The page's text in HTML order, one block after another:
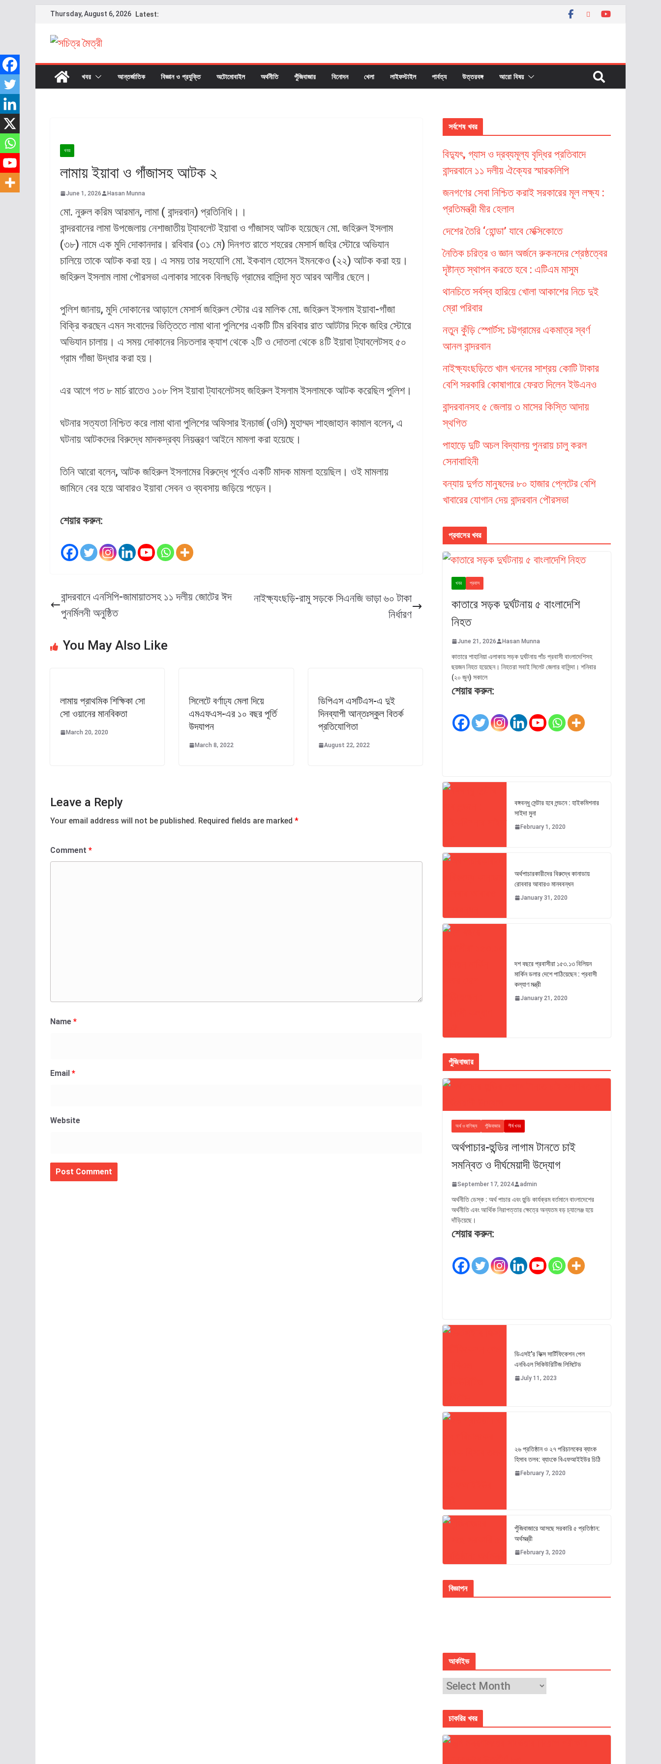
Thursday, August 6, 2026 Latest:
খবর আন্তর্জাতিক বিজ্ঞান ও প্রযুক্তি অটোমোবাইল অর্থনীতি পুঁজিবাজার বিনোদন খেলা লাইফস্টাইল পার্বত্য উত্তরবঙ্গ আরো বিষয়
খবর
লামায় ইয়াবা ও গাঁজাসহ আটক ২
June 1, 2026 Hasan Munna
মো. নুরুল করিম আরমান, লামা ( বান্দরবান) প্রতিনিধি।।
বান্দরবানের লামা উপজেলায় নেশাজাতীয় ট্যাবলেট ইয়াবা ও গাঁজাসহ আটক হয়েছেন মো. জহিরুল ইসলাম
(৩৮) নামে এক মুদি দোকানদার। রবিবার (৩১ মে) দিনগত রাতে শহরের মেসার্স জহির স্টোরে অভিযান
চালিয়ে তাকে আটক করা হয়। এ সময় তার সহযোগি মো. ইকবাল হোসেন ইমনকেও (২২) আটক করা হয়।
জহিরুল ইসলাম লামা পৌরসভা এলাকার সাবেক বিলছড়ি গ্রামের বাসিন্দা মৃত আরব আলীর ছেলে।
পুলিশ জানায়, মুদি দোকানের আড়ালে মেসার্স জহিরুল স্টোর এর মালিক মো. জহিরুল ইসলাম ইয়াবা-গাঁজা
বিক্রি করছেন এমন সংবাদের ভিত্তিতে লামা থানা পুলিশের একটি টিম রবিবার রাত আটটার দিকে জহির স্টোরে
অভিযান চালায়। এ সময় দোকানের নিচতলার ক্যাশ থেকে ২টি ও দোতলা থেকে ৪টি ইয়াবা ট্যাবলেটসহ ৫০
গ্রাম গাঁজা উদ্ধার করা হয়।
এর আগে গত ৮ মার্চ রাতেও ১০৮ পিস ইয়াবা ট্যাবলেটসহ জহিরুল ইসলাম ইসলামকে আটক করেছিল পুলিশ।
ঘটনার সত্যতা নিশ্চিত করে লামা থানা পুলিশের অফিসার ইনচার্জ (ওসি) মুহাম্মদ শাহজাহান কামাল বলেন, এ
ঘটনায় আটকদের বিরুদ্ধে মাদকদ্রব্য নিয়ন্ত্রণ আইনে মামলা করা হয়েছে।
তিনি আরো বলেন, আটক জহিরুল ইসলামের বিরুদ্ধে পূর্বেও একটি মাদক মামলা হয়েছিল। ওই মামলায়
জামিনে বের হয়ে আবারও ইয়াবা সেবন ও ব্যবসায় জড়িয়ে পড়েন।
শেয়ার করুন:
বান্দরবানে এনসিপি-জামায়াতসহ ১১ দলীয় জোটের ঈদ
পুনর্মিলনী অনুষ্ঠিত
নাইক্ষ্যংছড়ি-রামু সড়কে সিএনজি ভাড়া ৬০ টাকা
নির্ধারণ
You May Also Like
লামায় প্রাথমিক শিক্ষিকা সো
সো ওয়ানের মানবিকতা
March 20, 2020
সিলেটে বর্ণাঢ্য মেলা দিয়ে
এমএফএস-এর ১০ বছর পূর্তি
উদযাপন
March 8, 2022
ডিপিএস এসটিএস-এ দুই
দিনব্যাপী আন্তঃস্কুল বিতর্ক
প্রতিযোগিতা
August 22, 2022
Leave a Reply
Your email address will not be published. Required fields are marked *
Comment *
Name *
Email *
Website
সর্বশেষ খবর
বিদ্যুৎ, গ্যাস ও দ্রব্যমূল্য বৃদ্ধির প্রতিবাদে
বান্দরবানে ১১ দলীয় ঐক্যের স্মারকলিপি
জনগণের সেবা নিশ্চিত করাই সরকারের মূল লক্ষ্য :
প্রতিমন্ত্রী মীর হেলাল
দেশের তৈরি ‘হোন্ডা’ যাবে মেক্সিকোতে
নৈতিক চরিত্র ও জ্ঞান অর্জনে রুকনদের শ্রেষ্ঠত্বের
দৃষ্টান্ত স্থাপন করতে হবে : এটিএম মাসুম
থানচিতে সর্বস্ব হারিয়ে খোলা আকাশের নিচে দুই
ম্রো পরিবার
নতুন কুঁড়ি স্পোর্টস: চট্টগ্রামের একমাত্র স্বর্ণ
আনল বান্দরবান
নাইক্ষ্যংছড়িতে খাল খননের সাশ্রয় কোটি টাকার
বেশি সরকারি কোষাগারে ফেরত দিলেন ইউএনও
বান্দরবানসহ ৫ জেলায় ৩ মাসের কিস্তি আদায়
স্থগিত
পাহাড়ে দুটি অচল বিদ্যালয় পুনরায় চালু করল
সেনাবাহিনী
বন্যায় দুর্গত মানুষদের ৮০ হাজার প্লেটের বেশি
খাবারের যোগান দেয় বান্দরবান পৌরসভা
প্রবাসের খবর
খবর প্রবাস
কাতারে সড়ক দুর্ঘটনায় ৫ বাংলাদেশি
নিহত
June 21, 2026 Hasan Munna
কাতারে শাহানিয়া এলাকায় সড়ক দুর্ঘটনায় পাঁচ প্রবাসী বাংলাদেশিসহ
ছয়জন নিহত হয়েছেন। নিহতরা সবাই সিলেট জেলার বাসিন্দা। শনিবার
(২০ জুন) সকালে
শেয়ার করুন:
বঙ্গবন্ধু সেন্টার হবে লন্ডনে : হাইকমিশনার
সাইদা মুনা
February 1, 2020
অর্থপাচারকারীদের বিরুদ্ধে কানাডায়
রোববার আবারও মানববন্ধন
January 31, 2020
দশ বছরে প্রবাসীরা ১৫৩.১৩ বিলিয়ন
মার্কিন ডলার দেশে পাঠিয়েছেন : প্রবাসী
কল্যাণ মন্ত্রী
January 21, 2020
পুঁজিবাজার
অর্থ ও বাণিজ্য পুঁজিবাজার শীর্ষ খবর
অর্থপাচার-হুন্ডির লাগাম টানতে চাই
সমন্বিত ও দীর্ঘমেয়াদী উদ্যোগ
September 17, 2024 admin
অর্থনীতি ডেস্ক : অর্থ পাচার এবং হুন্ডি কার্যক্রম বর্তমানে বাংলাদেশের
অর্থনীতি এবং আর্থিক নিরাপত্তার ক্ষেত্রে অন্যতম বড় চ্যালেঞ্জ হয়ে
দাঁড়িয়েছে।
শেয়ার করুন:
ডিএসই’র ফিক্স সার্টিফিকেশন পেল
এনবিএল সিকিউরিটিজ লিমিটেড
July 11, 2023
২৬ প্রতিষ্ঠান ও ২৭ পরিচালকের ব্যাংক
হিসাব তলব: ব্যাংকে বিএফআইইউর চিঠি
February 7, 2020
পুঁজিবাজারে আসছে সরকারি ৫ প্রতিষ্ঠান:
অর্থমন্ত্রী
February 3, 2020
বিজ্ঞাপন
আর্কাইভ
চাকরির খবর